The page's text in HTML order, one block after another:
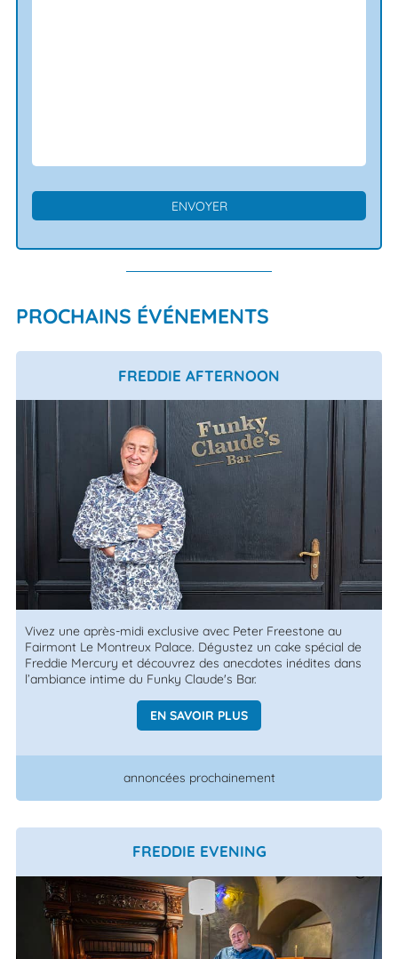
PROCHAINS ÉVÉNEMENTS
FREDDIE AFTERNOON
Vivez une après-midi exclusive avec Peter Freestone au
Fairmont Le Montreux Palace. Dégustez un cake spécial de
Freddie Mercury et découvrez des anecdotes inédites dans
l’ambiance intime du Funky Claude's Bar.
EN SAVOIR PLUS
annoncées prochainement
FREDDIE EVENING